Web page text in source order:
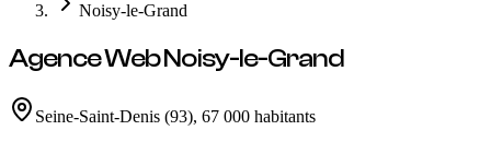
Noisy-le-Grand
Agence WebNoisy-le-Grand
Seine-Saint-Denis (93), 67 000 habitants